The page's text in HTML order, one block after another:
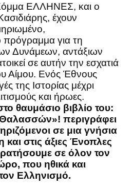
ΕΛΛΗΝΕΣ, και ο
έχουν
πρόγραμμα για τη
Δυνάμεων, αντάξιων
σε αυτήν την εσχατιά
Αίμου. Ενός Έθνους
της Ιστορίας μέχρι
και ήρωες.
θαυμάσιο βιβλίο του:
περιγράφει
σε μια γνήσια
στις άξιες Ένοπλες
σε όλον τον
που ηθικά και
Ελληνισμό.